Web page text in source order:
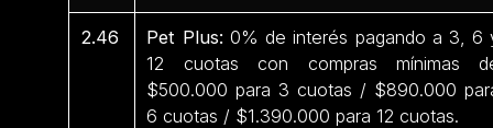
2.46 Pet Plus: 0% de interés pagando a 3, 6
12 cuotas con compras mínimas
$500.000 para 3 cuotas / $890.000
6 cuotas / $1.390.000 para 12 cuotas.